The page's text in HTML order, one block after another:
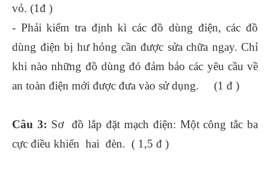
vỏ. (1đ )
- Phải kiểm tra định kì các đồ dùng điện, các đồ
dùng điện bị hư hỏng cần được sửa chữa ngay. Chỉ
khi nào những đồ dùng đó đảm bảo các yêu cầu về
an toàn điện mới được đưa vào sử dụng. (1 đ )
Câu 3: Sơ đồ lắp đặt mạch điện: Một công tắc ba
cực điều khiển hai đèn. ( 1,5 đ )